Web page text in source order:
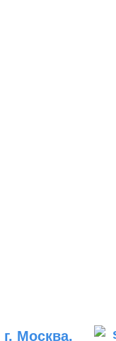
г. Москва,